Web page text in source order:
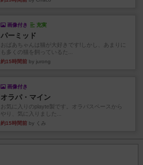
画像付き 充実
パーミッド
おばあちゃんは猫が大好きです!しかし、あまりに
も多くの猫を飼っているた...
約15時間前 by jurong
画像付き
オラパ・マイン
お気に入りのplayte製です。オラパスペースから
やり、気に入りました...
約15時間前 by くみ